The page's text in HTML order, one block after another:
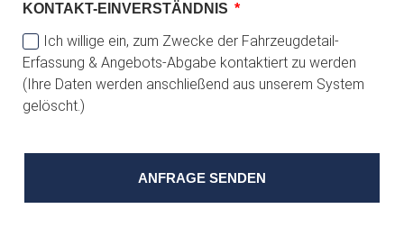
KONTAKT-EINVERSTÄNDNIS
Ich willige ein, zum Zwecke der Fahrzeugdetail-
Erfassung & Angebots-Abgabe kontaktiert zu werden
(Ihre Daten werden anschließend aus unserem System
gelöscht.)
ANFRAGE SENDEN